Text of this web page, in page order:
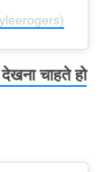
चाहते हो